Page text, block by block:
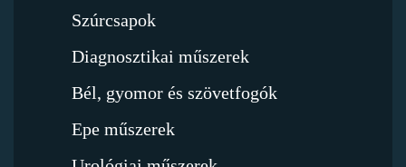
Szúrcsapok
Diagnosztikai műszerek
Bél, gyomor és szövetfogók
Epe műszerek